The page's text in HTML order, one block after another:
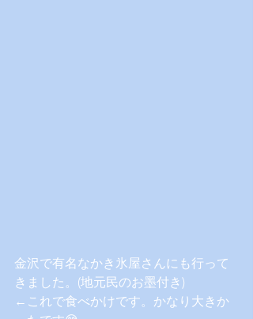
金沢で有名なかき氷屋さんにも行って
きました。(地元民のお墨付き)
←これで食べかけです。かなり大きか